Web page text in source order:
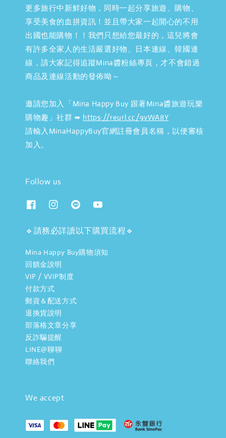
更多旅行中新鮮好物，同時一起分享旅遊、購物、
享受美食的血拼資訊！並且帶大家一起開心的不用
出國也能購物！！我們只想給您最好的，這兒將會
有許多全家人的生活嚴選好物、日本連線、韓國連
線，請大家記得追蹤Mina醬粉絲專頁，才不會錯過
商品及連線活動的發佈呦～
邀請您加入「Mina Happy Buy 跟著Mina醬旅遊玩樂
購物趣」社群 ➠ https://reurl.cc/9vWA8Y
請輸入MinaHappyBuy官網註冊會員名稱，以便審核
加入。
Follow us
🔹請務必詳讀以下購買流程🔹
Mina Happy Buy購物須知
回饋金說明
VIP / VVIP制度
付款方式
郵資＆配送方式
退換貨說明
部落格文章分享
反詐騙提醒
LINE@聊聊
聯絡我們
We accept